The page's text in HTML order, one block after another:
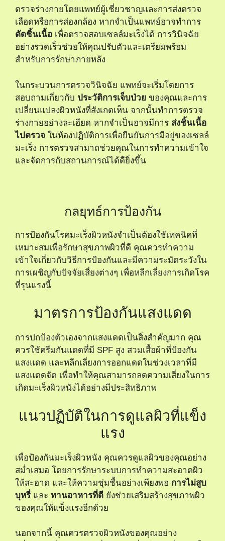
ตรวจร่างกายโดยแพทย์ผู้เชี่ยวชาญและการส่งตรวจ
เลือดหรือการส่องกล้อง หากจำเป็นแพทย์อาจทำการ
ตัดชิ้นเนื้อ เพื่อตรวจสอบเซลล์มะเร็งได้ การวินิจฉัย
อย่างรวดเร็วช่วยให้คุณปรับตัวและเตรียมพร้อม
สำหรับการรักษาภายหลัง
ในกระบวนการตรวจวินิจฉัย แพทย์จะเริ่มโดยการ
สอบถามเกี่ยวกับ ประวัติการเจ็บป่วย ของคุณและการ
เปลี่ยนแปลงผิวหนังที่สังเกตเห็น จากนั้นทำการตรวจ
ร่างกายอย่างละเอียด หากจำเป็นอาจมีการ ส่งชิ้นเนื้อ
ไปตรวจ ในห้องปฏิบัติการเพื่อยืนยันการมีอยู่ของเซลล์
มะเร็ง การตรวจสามาถช่วยคุณในการทำความเข้าใจ
และจัดการกับสถานการณ์ได้ดียิ่งขึ้น
กลยุทธ์การป้องกัน
การป้องกันโรคมะเร็งผิวหนังจำเป็นต้องใช้เทคนิคที่
เหมาะสมเพื่อรักษาสุขภาพผิวที่ดี คุณควรทำความ
เข้าใจเกี่ยวกับวิธีการป้องกันและมีความระมัดระวังใน
การเผชิญกับปัจจัยเสี่ยงต่างๆ เพื่อหลีกเลี่ยงการเกิดโรค
ที่รุนแรงนี้
มาตรการป้องกันแสงแดด
การปกป้องตัวเองจากแสงแดดเป็นสิ่งสำคัญมาก คุณ
ควรใช้ครีมกันแดดที่มี SPF สูง สวมเสื้อผ้าที่ป้องกัน
แสงแดด และหลีกเลี่ยงการออกแดดในช่วงเวลาที่มี
แสงแดดจัด เพื่อทำให้คุณสามารถลดความเสี่ยงในการ
เกิดมะเร็งผิวหนังได้อย่างมีประสิทธิภาพ
แนวปฏิบัติในการดูแลผิวที่แข็ง
แรง
เพื่อป้องกันมะเร็งผิวหนัง คุณควรดูแลผิวของคุณอย่าง
สม่ำเสมอ โดยการรักษาระบบการทำความสะอาดผิว
ให้สะอาด และให้ความชุ่มชื้นอย่างเพียงพอ การไม่สูบ
บุหรี่และ ทานอาหารที่ดี ยังช่วยเสริมสร้างสุขภาพผิว
ของคุณให้แข็งแรงอีกด้วย
นอกจากนี้ คุณควรตรวจผิวหนังของคุณอย่าง